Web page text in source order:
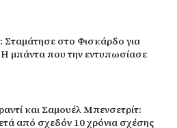
Σταμάτησε στο Φισκάρδο για
μπάντα που την εντυπωσίασε
και Σαμουέλ Μπενσετρίτ:
από σχεδόν 10 χρόνια σχέσης